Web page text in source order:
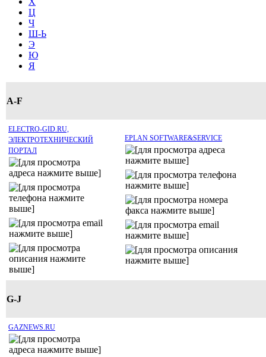
Ц
Ч
Ш-Ь
Э
Ю
Я
A-F
ELECTRO-GID.RU,
ЭЛЕКТРОТЕХНИЧЕСКИЙ
ПОРТАЛ
EPLAN SOFTWARE&SERVICE
G-J
GAZNEWS.RU